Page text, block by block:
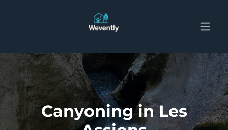
Canyoning in Les